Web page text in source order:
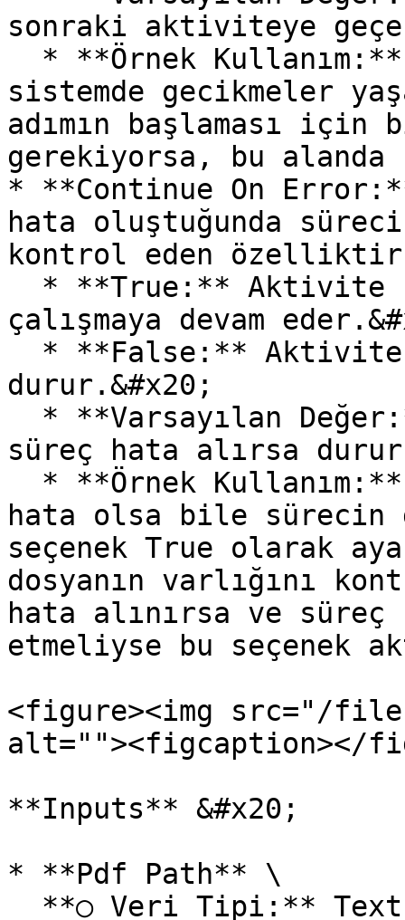
sonraki aktiviteye
sistemde gecikmeler
adımın başlaması
gerekiyorsa, bu
* **Continue On
hata oluştuğunda
kontrol eden
çalışmaya devam
durur.&#x20;
süreç hata alırsa
hata olsa bile sürecin
seçenek True olarak
dosyanın varlığını
hata alınırsa ve süreç
etmeliyse bu seçenek
<figure><img src="/files/
alt=""><figcaption></
**Inputs** &#x20;
* **Pdf Path** \